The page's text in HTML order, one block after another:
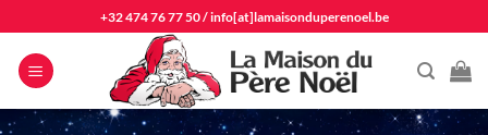
au
contenu
+32 474 76 77 50/info[at]lamaisonduperenoel.be